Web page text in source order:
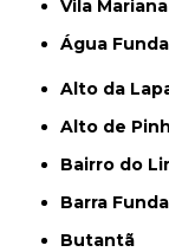
Vila Mariana
Água Funda
Alto da
Alto de
Bairro do
Barra Funda
Butantã